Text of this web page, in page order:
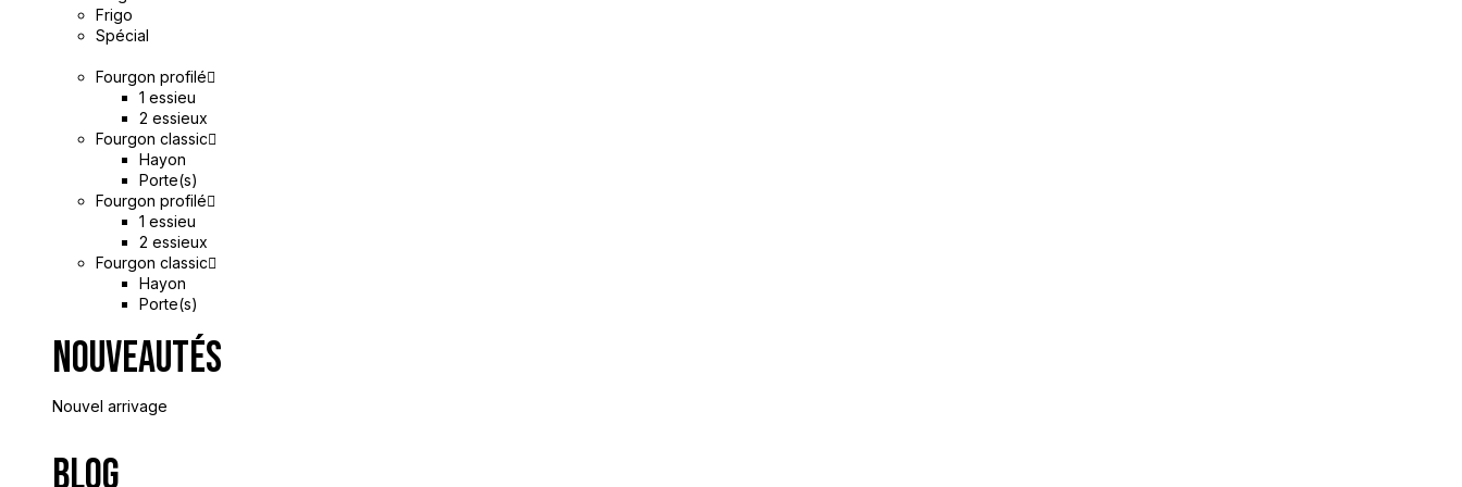
Frigo
Spécial
Fourgon profilé
1 essieu
2 essieux
Fourgon classic
Hayon
Porte(s)
Fourgon profilé
1 essieu
2 essieux
Fourgon classic
Hayon
Porte(s)
Nouveautés
Nouvel arrivage
Blog